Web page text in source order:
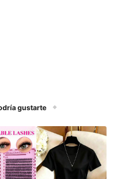
gustarte